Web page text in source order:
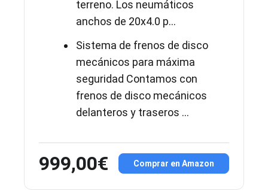
terreno. Los neumáticos
anchos de 20x4.0 p...
Sistema de frenos de disco
mecánicos para máxima
seguridad Contamos con
frenos de disco mecánicos
delanteros y traseros ...
999,00€ Comprar en Amazon